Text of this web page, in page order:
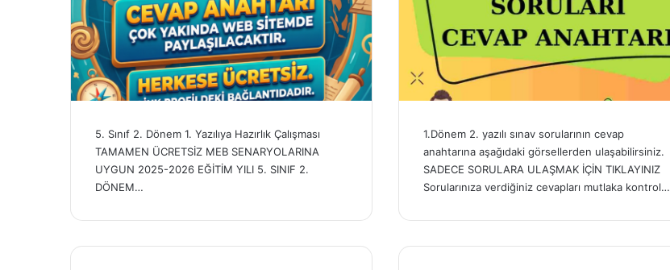
5. Sınıf 2. Dönem 1. Yazılıya Hazırlık Çalışması
TAMAMEN ÜCRETSİZ MEB SENARYOLARINA
UYGUN 2025-2026 EĞİTİM YILI 5. SINIF 2.
DÖNEM…
1.Dönem 2. yazılı sınav sorularının cevap
anahtarına aşağıdaki görsellerden ulaşabilirsiniz.
SADECE SORULARA ULAŞMAK İÇİN TIKLAYINIZ
Sorularınıza verdiğiniz cevapları mutlaka kontrol…